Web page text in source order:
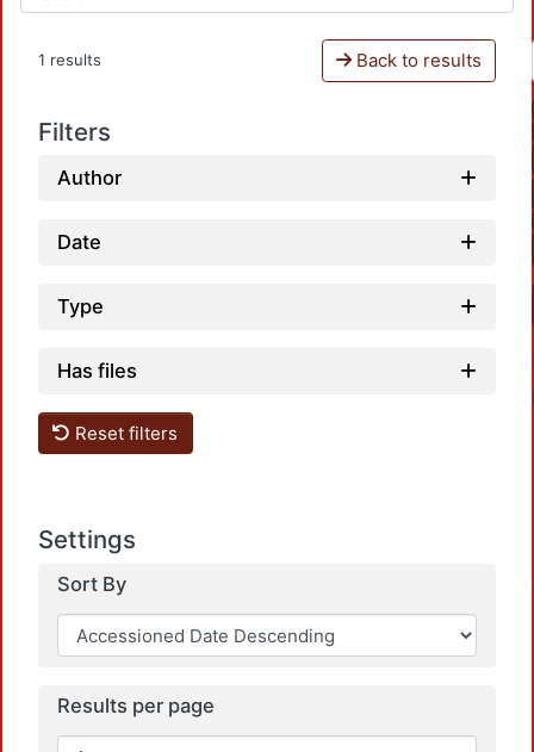
1 results Back to results
Filters
Author
Date
Type
Has files
Reset filters
Settings
Sort By
Results per page